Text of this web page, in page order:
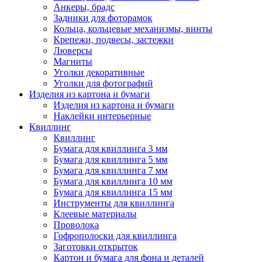
Анкеры, брадс
Задники для фоторамок
Кольца, кольцевые механизмы, винты
Крепежи, подвесы, застежки
Люверсы
Магниты
Уголки декоративные
Уголки для фотографий
Изделия из картона и бумаги
Изделия из картона и бумаги
Наклейки интерьерные
Квиллинг
Квиллинг
Бумага для квиллинга 3 мм
Бумага для квиллинга 5 мм
Бумага для квиллинга 7 мм
Бумага для квиллинга 10 мм
Бумага для квиллинга 15 мм
Инструменты для квиллинга
Клеевые материалы
Проволока
Гофрополоски для квиллинга
Заготовки открыток
Картон и бумага для фона и деталей